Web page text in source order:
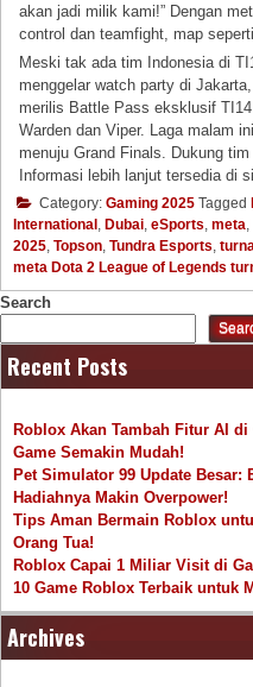
akan jadi milik kami!” Dengan
control dan teamfight, map
Meski tak ada tim Indonesia di
menggelar watch party di
merilis Battle Pass eksklusif
Warden dan Viper. Laga malam
menuju Grand Finals. Dukung
Informasi lebih lanjut tersedia di
Category: Gaming 2025 Tagged
International, Dubai, eSports, meta,
2025, Topson, Tundra Esports,
meta Dota 2 League of Legends
Search
Recent Posts
Roblox Akan Tambah Fitur AI
Game Semakin Mudah!
Pet Simulator 99 Update
Hadiahnya Makin Overpower!
Tips Aman Bermain Roblox
Orang Tua!
Roblox Capai 1 Miliar Visit di
10 Game Roblox Terbaik untuk
Archives